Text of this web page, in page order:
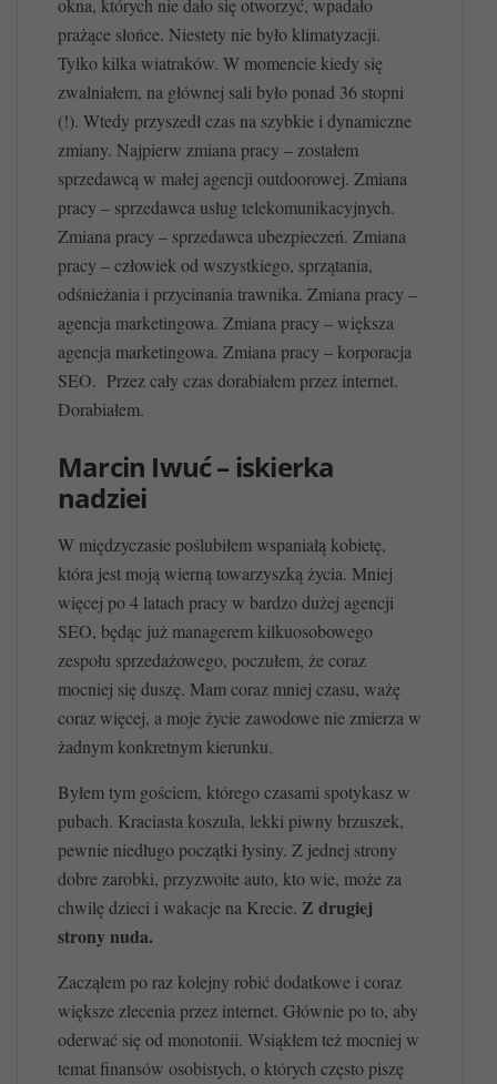
okna, których nie dało się otworzyć, wpadało
prażące słońce. Niestety nie było klimatyzacji.
Tylko kilka wiatraków. W momencie kiedy się
zwalniałem, na głównej sali było ponad 36 stopni
(!). Wtedy przyszedł czas na szybkie i dynamiczne
zmiany. Najpierw zmiana pracy – zostałem
sprzedawcą w małej agencji outdoorowej. Zmiana
pracy – sprzedawca usług telekomunikacyjnych.
Zmiana pracy – sprzedawca ubezpieczeń. Zmiana
pracy – człowiek od wszystkiego, sprzątania,
odśnieżania i przycinania trawnika. Zmiana pracy –
agencja marketingowa. Zmiana pracy – większa
agencja marketingowa. Zmiana pracy – korporacja
SEO. Przez cały czas dorabiałem przez internet.
Dorabiałem.
Marcin Iwuć – iskierka
nadziei
W międzyczasie poślubiłem wspaniałą kobietę,
która jest moją wierną towarzyszką życia. Mniej
więcej po 4 latach pracy w bardzo dużej agencji
SEO, będąc już managerem kilkuosobowego
zespołu sprzedażowego, poczułem, że coraz
mocniej się duszę. Mam coraz mniej czasu, ważę
coraz więcej, a moje życie zawodowe nie zmierza w
żadnym konkretnym kierunku.
Byłem tym gościem, którego czasami spotykasz w
pubach. Kraciasta koszula, lekki piwny brzuszek,
pewnie niedługo początki łysiny. Z jednej strony
dobre zarobki, przyzwoite auto, kto wie, może za
chwilę dzieci i wakacje na Krecie. Z drugiej
strony nuda.
Zacząłem po raz kolejny robić dodatkowe i coraz
większe zlecenia przez internet. Głównie po to, aby
oderwać się od monotonii. Wsiąkłem też mocniej w
temat finansów osobistych, o których często piszę